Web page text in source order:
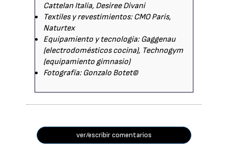
Cattelan Italia, Desiree Divani
Textiles y revestimientos: CMO Paris,
Naturtex
Equipamiento y tecnología: Gaggenau
(electrodomésticos cocina), Technogym
(equipamiento gimnasio)
Fotografía: Gonzalo Botet©
ver/escribir comentarios